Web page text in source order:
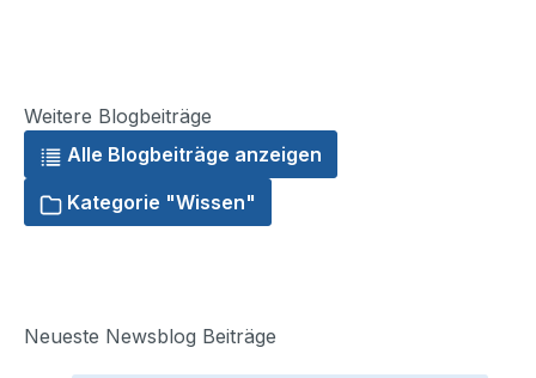
Weitere Blogbeiträge
Alle Blogbeiträge anzeigen
Kategorie "Wissen"
Neueste Newsblog Beiträge